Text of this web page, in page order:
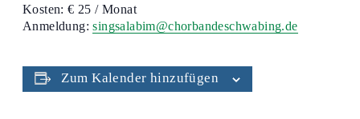
Kosten: € 25 / Monat
Anmeldung:singsalabim@chorbandeschwabing.de
Zum Kalender hinzufügen